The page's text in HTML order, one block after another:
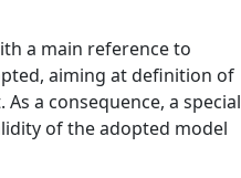
a main reference to
aiming at definition of
a consequence, a special
of the adopted model